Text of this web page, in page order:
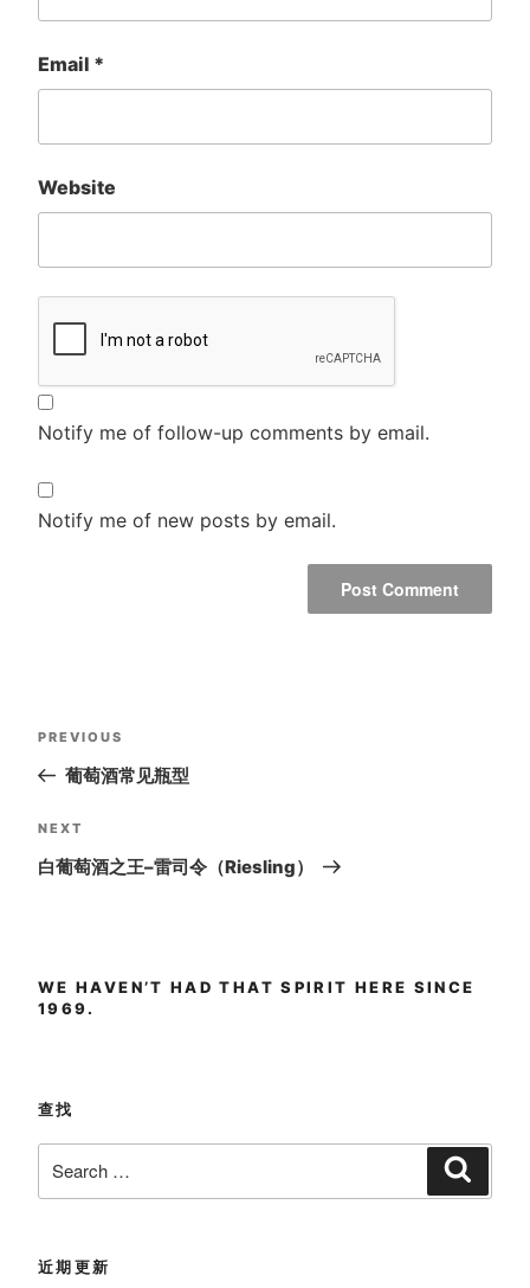
Email *
Website
Notify me of follow-up comments by email.
Notify me of new posts by email.
Post
navigation
Previous
Post
PREVIOUS
葡萄酒常见瓶型
Next
Post
NEXT
白葡萄酒之王–雷司令（Riesling）
WE HAVEN’T HAD THAT SPIRIT HERE SINCE
1969.
查找
for:
近期更新